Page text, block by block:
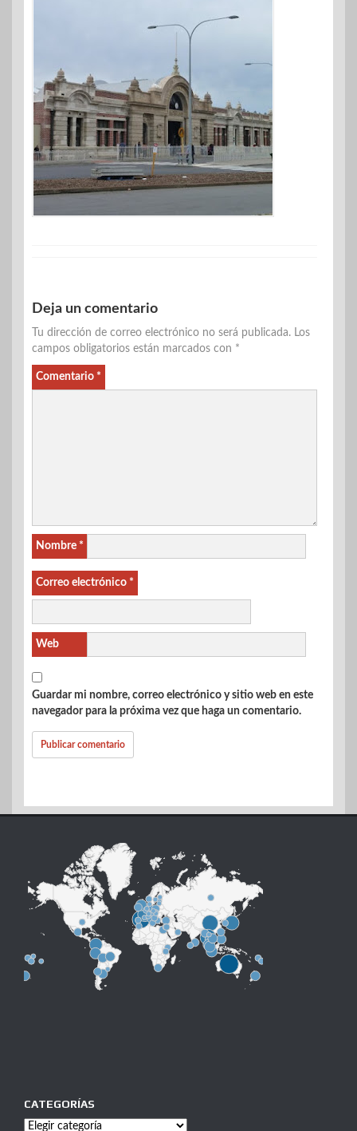
Deja un comentario
Tu dirección de correo electrónico no será publicada. Los
campos obligatorios están marcados con *
Comentario *
Nombre *
Correo electrónico *
Web
Guardar mi nombre, correo electrónico y sitio web en este
navegador para la próxima vez que haga un comentario.
CATEGORÍAS
Categorías